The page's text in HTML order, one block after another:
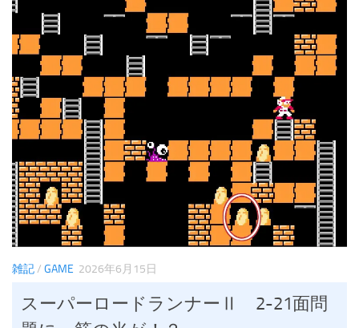
雑記/ GAME 2026年6月15日
スーパーロードランナーⅡ 2-21面問